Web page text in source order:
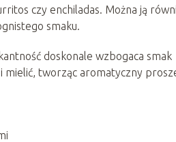
czy enchiladas. Można ją
smaku.
doskonale wzbogaca smak
mielić, tworząc aromatyczny